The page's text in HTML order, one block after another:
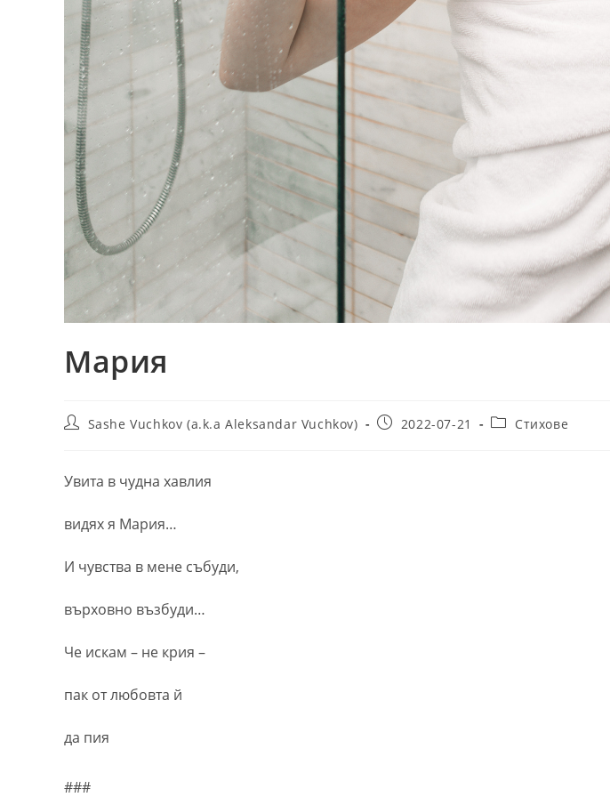
Мария
PostSashe Vuchkov (a.k.a Aleksandar Vuchkov)
Post2022-07-21
PostСтихове
Увита в чудна хавлия
видях я Мария…
И чувства в мене събуди,
върховно възбуди…
Че искам – не крия –
пак от любовта й
да пия
###